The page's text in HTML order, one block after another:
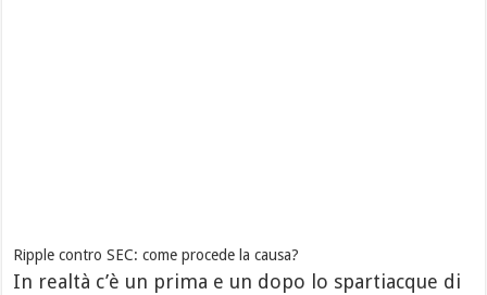
Ripple contro SEC: come procede la causa?
In realtà c’è un prima e un dopo lo spartiacque di